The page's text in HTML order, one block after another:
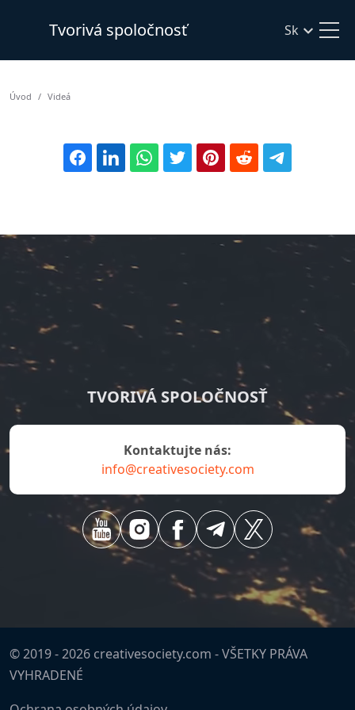
Tvorivá spoločnosť Sk
Úvod Videá
TVORIVÁ SPOLOČNOSŤ
Kontaktujte nás:
info@creativesociety.com
© 2019 -2026 creativesociety.com -VŠETKY PRÁVA
VYHRADENÉ